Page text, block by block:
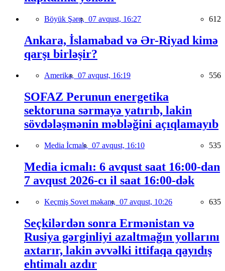
Böyük Şərq, 07 avqust, 16:27 612
Ankara, İslamabad və Ər-Riyad kimə
qarşı birləşir?
Amerika, 07 avqust, 16:19 556
SOFAZ Perunun energetika
sektoruna sərmayə yatırıb, lakin
sövdələşmənin məbləğini açıqlamayıb
Media İcmalı, 07 avqust, 16:10 535
Media icmalı: 6 avqust saat 16:00-dan
7 avqust 2026-cı il saat 16:00-dək
Keçmiş Sovet məkanı, 07 avqust, 10:26 635
Seçkilərdən sonra Ermənistan və
Rusiya gərginliyi azaltmağın yollarını
axtarır, lakin əvvəlki ittifaqa qayıdış
ehtimalı azdır